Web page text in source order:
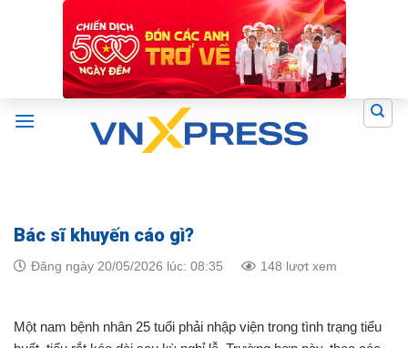
Bác sĩ khuyến cáo gì?
Đăng ngày 20/05/2026 lúc: 08:35 148 lượt xem
Một nam bệnh nhân 25 tuổi phải nhập viện trong tình trạng tiểu